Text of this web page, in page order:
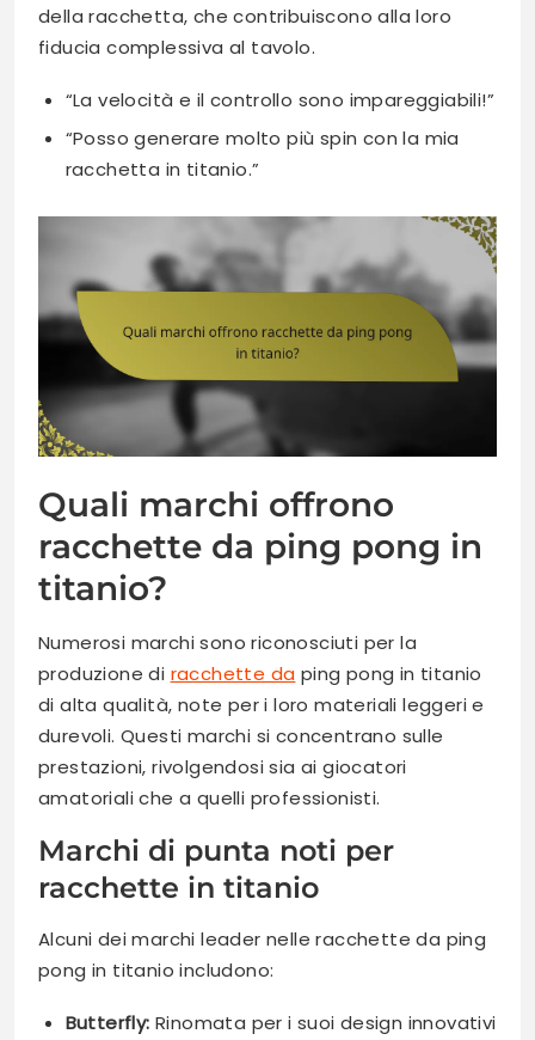
della racchetta, che contribuiscono alla loro
fiducia complessiva al tavolo.
“La velocità e il controllo sono impareggiabili!”
“Posso generare molto più spin con la mia
racchetta in titanio.”
Quali marchi offrono
racchette da ping pong in
titanio?
Numerosi marchi sono riconosciuti per la
produzione di racchette da ping pong in titanio
di alta qualità, note per i loro materiali leggeri e
durevoli. Questi marchi si concentrano sulle
prestazioni, rivolgendosi sia ai giocatori
amatoriali che a quelli professionisti.
Marchi di punta noti per
racchette in titanio
Alcuni dei marchi leader nelle racchette da ping
pong in titanio includono:
Butterfly: Rinomata per i suoi design innovativi